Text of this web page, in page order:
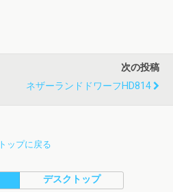
次の投稿
ネザーランドドワーフHD814
トップに戻る
デスクトップ